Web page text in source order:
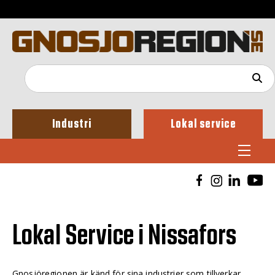
Industri Lokal service
Lokal Service i Nissafors